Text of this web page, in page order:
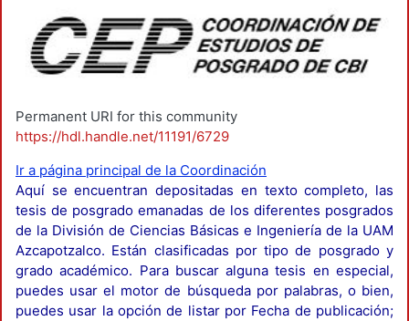
Permanent URI for this community
https://hdl.handle.net/11191/6729
Ir a página principal de la Coordinación
Aquí se encuentran depositadas en texto completo, las
tesis de posgrado emanadas de los diferentes posgrados
de la División de Ciencias Básicas e Ingeniería de la UAM
Azcapotzalco. Están clasificadas por tipo de posgrado y
grado académico. Para buscar alguna tesis en especial,
puedes usar el motor de búsqueda por palabras, o bien,
puedes usar la opción de listar por Fecha de publicación;